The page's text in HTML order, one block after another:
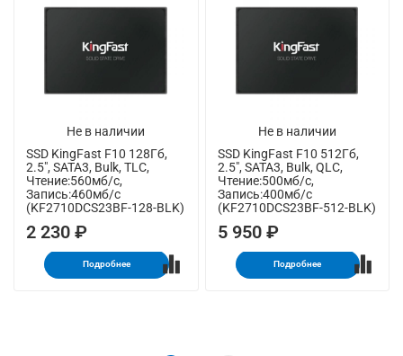
Не в наличии
SSD KingFast F10 128Гб,
2.5", SATA3, Bulk, TLC,
Чтение:560мб/с,
Запись:460мб/с
(KF2710DCS23BF-128-BLK)
2 230 ₽
Подробнее
Не в наличии
SSD KingFast F10 512Гб,
2.5", SATA3, Bulk, QLC,
Чтение:500мб/с,
Запись:400мб/с
(KF2710DCS23BF-512-BLK)
5 950 ₽
Подробнее